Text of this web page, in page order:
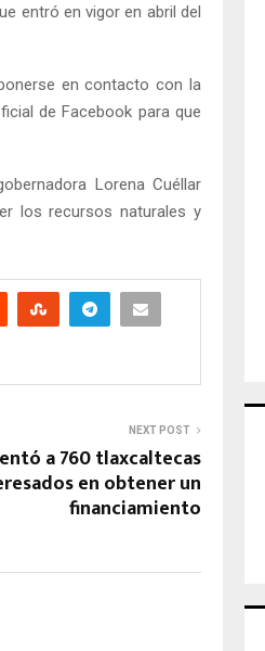
entró en vigor en abril del
en contacto con la
de Facebook para que
Lorena Cuéllar
los recursos naturales y
NEXT POST
a 760 tlaxcaltecas
en obtener un
financiamiento